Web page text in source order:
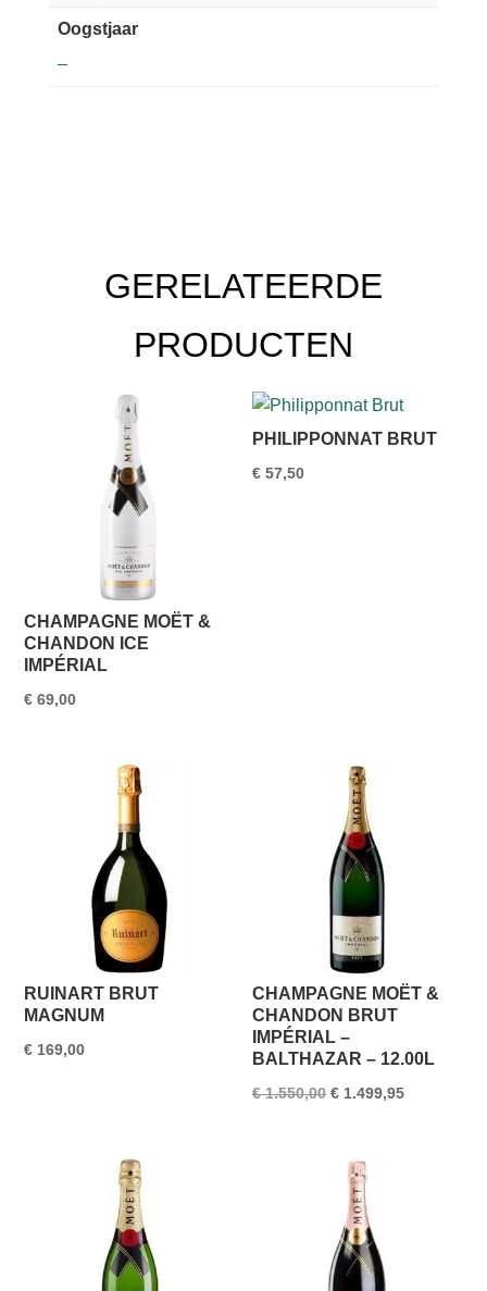
Oogstjaar
–
GERELATEERDE
PRODUCTEN
CHAMPAGNE MOËT &
CHANDON ICE
IMPÉRIAL
€ 69,00
PHILIPPONNAT BRUT
€ 57,50
RUINART BRUT
MAGNUM
€ 169,00
CHAMPAGNE MOËT &
CHANDON BRUT
IMPÉRIAL –
BALTHAZAR – 12.00L
€1.550,00 Oorspronkelijke
€ 1.550,00.
€ 1.499,95Huidige